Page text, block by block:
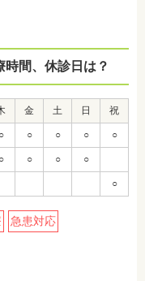
間、休診日は？
金 土 日 祝
○ ○ ○ ○ ○
○ ○ ○ ○
○
急患対応